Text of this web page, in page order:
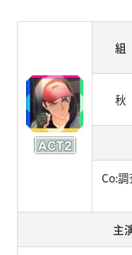
組
秋
Co:
主